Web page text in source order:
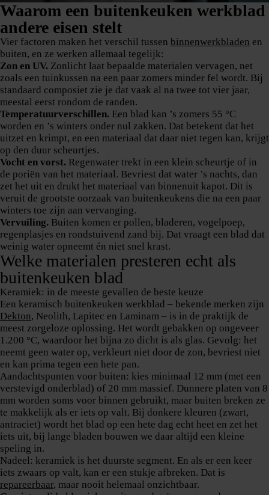
Waarom een buitenkeuken werkblad
andere eisen stelt
Vier factoren maken het verschil tussen binnenwerkbladen en
buiten, en ze werken allemaal tegelijk:
Zon en UV. Zonlicht laat bepaalde materialen vervagen, net
zoals een tuinkussen na een paar zomers minder fel wordt. Bij
standaard composiet zie je dat vaak al na twee tot vier jaar,
meestal eerst rondom de randen.
Temperatuurverschillen. Een blad kan ’s zomers 55 °C
worden en ’s winters onder nul zakken. Dat betekent dat het
uitzet en krimpt, en een materiaal dat daar niet tegen kan, krijgt
op den duur scheurtjes.
Vocht en vorst. Regenwater trekt in een klein scheurtje of in
de poriën van het materiaal. Bevriest dat water ’s nachts, dan
zet het uit en drukt het materiaal van binnenuit kapot. Dit is
veruit de grootste oorzaak van buitenkeukens die na een paar
winters toe zijn aan vervanging.
Vervuiling. Buiten komen er pollen, bladeren, vogelpoep,
regenplasjes en rondstuivend zand bij. Dat vraagt een blad dat
weinig water opneemt én niet snel krast.
Welke materialen presteren echt als
buitenkeuken blad
Keramiek: in de meeste gevallen de beste keuze
Een keramisch buitenkeuken werkblad – bekende merken zijn
Dekton, Neolith, Lapitec en Laminam – is in de praktijk de
meest zorgeloze oplossing. Het wordt gebakken op ongeveer
1.200 °C, waardoor het bijna zo dicht is als glas. Gevolg: het
neemt geen water op, verkleurt niet door de zon, bevriest niet
en kan prima tegen een hete pan.
Aandachtspunten voor buiten: kies minimaal 12 mm (met een
verstevigd onderblad) of 20 mm massief. Dunnere platen van 8
mm worden soms voor binnen gebruikt, maar buiten breken ze
te makkelijk als er iets op valt. Bij donkere kleuren (zwart,
antraciet) wordt het blad op een hete dag echt heet en zet het
iets uit, bij lange bladen bouwen we daar altijd een kleine
speling in.
Nadeel: keramiek is het duurste segment. En als er een keer
iets zwaars op valt, kan er een stukje afbreken. Dat is
repareerbaar, maar nooit helemaal onzichtbaar.